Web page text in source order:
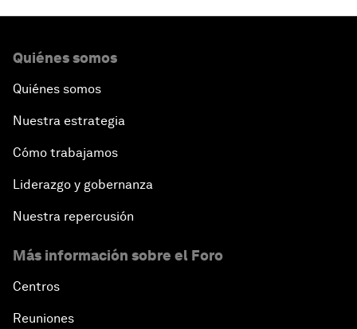
Quiénes somos
Quiénes somos
Nuestra estrategia
Cómo trabajamos
Liderazgo y gobernanza
Nuestra repercusión
Más información sobre el Foro
Centros
Reuniones